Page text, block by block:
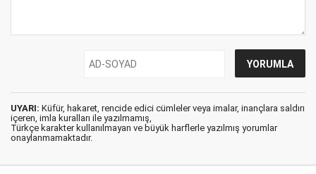
UYARI: Küfür, hakaret, rencide edici cümleler veya imalar, inançlara saldırı
içeren, imla kuralları ile yazılmamış,
Türkçe karakter kullanılmayan ve büyük harflerle yazılmış yorumlar
onaylanmamaktadır.